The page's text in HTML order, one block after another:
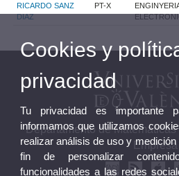
RICARDO SANZ
DIAZ
PT-X
Departamento de
Empresa
Cookies y
privacidad
Tu privacidad es importante
informamos que utilizamos
realizar análisis de uso y
fin de personalizar
funcionalidades a las redes